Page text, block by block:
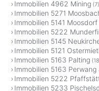
Immobilien 4962 Mining (7)
Immobilien 5271
Immobilien 5141 Moosdorf
Immobilien 5222
Immobilien 5145
Immobilien 5121
Immobilien 5163 Palting
Immobilien 5163 Perwang
Immobilien 5222
Immobilien 5233